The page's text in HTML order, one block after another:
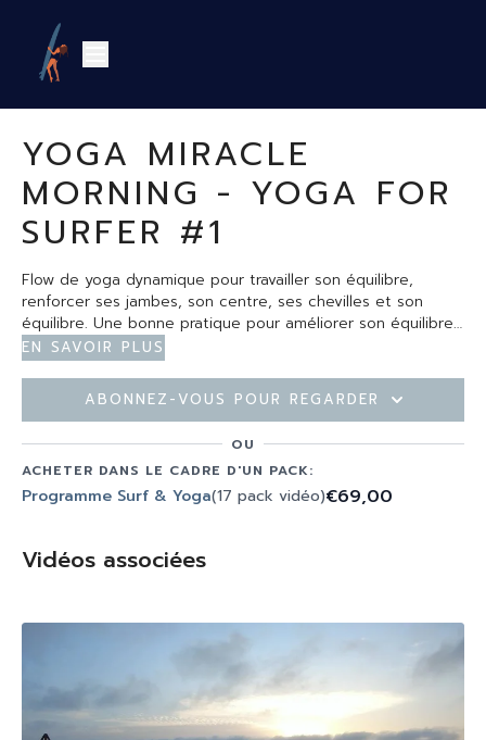
YOGA MIRACLE
MORNING - YOGA FOR
SURFER #1
Flow de yoga dynamique pour travailler son équilibre,
renforcer ses jambes, son centre, ses chevilles et son
équilibre. Une bonne pratique pour améliorer son équilibre
et sa concentration pour les prochaines sessions de surf
ou autres sports nautiques qui demandent de l'équilibre
En savoir plus
Abonnez-vous pour regarder
OU
ACHETER DANS LE CADRE D'UN PACK:
Programme Surf & Yoga(17 pack vidéo)€69,00
Vidéos associées